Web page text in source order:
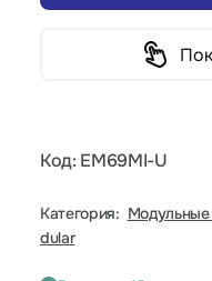
Код: EM69MI-U
Категория: Модульные
dular